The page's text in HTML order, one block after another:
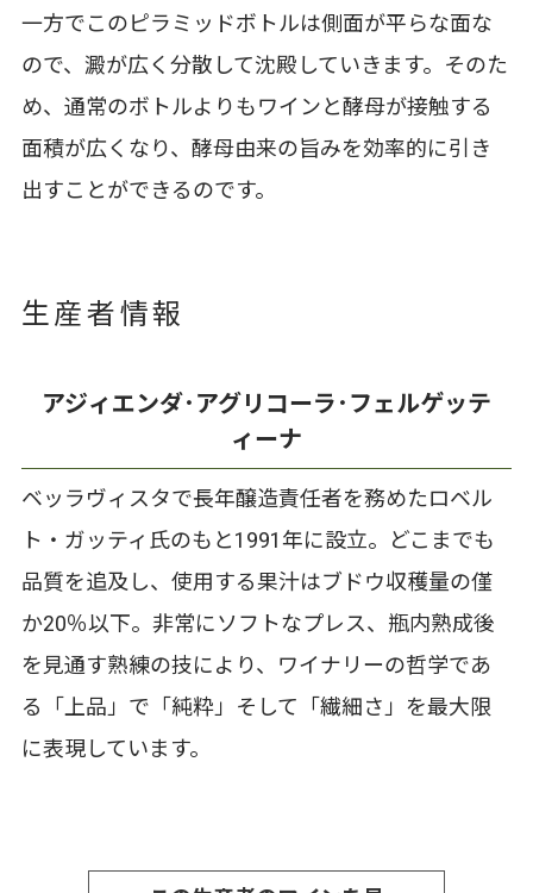
一方でこのピラミッドボトルは側面が平らな面な
ので、澱が広く分散して沈殿していきます。そのた
め、通常のボトルよりもワインと酵母が接触する
面積が広くなり、酵母由来の旨みを効率的に引き
出すことができるのです。
生産者情報
アジィエンダ･アグリコーラ･フェルゲッテ
ィーナ
ベッラヴィスタで長年醸造責任者を務めたロベル
ト・ガッティ氏のもと1991年に設立。どこまでも
品質を追及し、使用する果汁はブドウ収穫量の僅
か20％以下。非常にソフトなプレス、瓶内熟成後
を見通す熟練の技により、ワイナリーの哲学であ
る「上品」で「純粋」そして「繊細さ」を最大限
に表現しています。